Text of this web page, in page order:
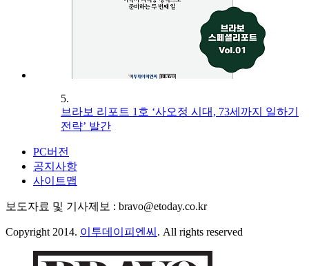
5.
브라보 리포트 1호 ‘사오정 시대, 73세까지 일하기
전략’ 발간
PC버전
공지사항
사이트맵
보도자료 및 기사제보 : bravo@etoday.co.kr
Copyright 2014. 이투데이피엔씨 . All rights reserved